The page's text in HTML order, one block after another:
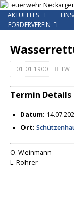
AKTUELLES
FÖRDERVEREIN
01.01.1900 TW
Termin Details
Datum:
Ort:
O. Weinmann
L. Rohrer